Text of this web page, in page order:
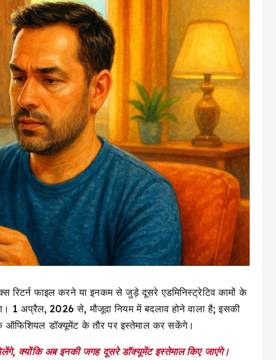
रिटर्न फाइल करने या इनकम से जुड़े दूसरे एडमिनिस्ट्रेटिव कामों के
1 अप्रैल, 2026 से, मौजूदा नियम में बदलाव होने वाला है; इसकी
ऑफिशियल डॉक्यूमेंट के तौर पर इस्तेमाल कर सकेंगे।
क्योंकि अब इनकी जगह दूसरे डॉक्यूमेंट इस्तेमाल किए जाएंगे।